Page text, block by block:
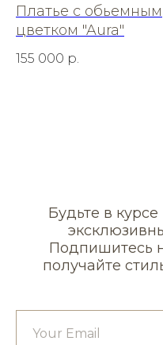
Платье с обьемным
цветком "Aura"
155 000 р.
Будьте в
Подпишитесь
получайте